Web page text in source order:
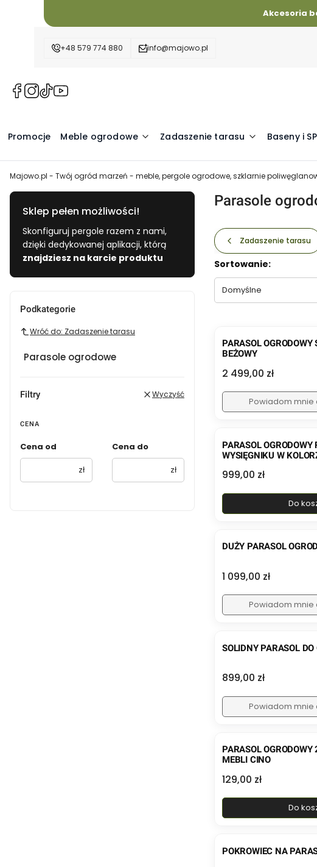
Akcesoria
+48 579 774 880 info@majowo.pl
(Otwiera
nowej
karcie)
(Otwiera
nowej
karcie)
(Otwiera
nowej
(Otwiera
nowej
karcie)
Promocje Meble ogrodowe Zadaszenie tarasu Baseny i
Majowo.pl - Twój ogród marzeń - meble, pergole ogrodowe, szklarnie
Sklep pełen możliwości!
Skonfiguruj pergole razem z nami,
dzięki dedykowanej aplikacji, którą
znajdziesz na karcie produktu
Podkategorie
Wróć do: Zadaszenie tarasu
Parasole ogrodowe
Filtry Wyczyść
CENA
Cena od
zł
Cena do
zł
Parasole
Zadaszenie tarasu
Lista produktów
Sortowanie:
Domyślne
PARASOL
BEŻOWY
Cena
2 499,00 zł
Powiadom mnie
PARASOL
WYSIĘGNIKU W
Cena
999,00 zł
Do
DUŻY PARASOL
Cena
1 099,00 zł
Powiadom mnie
SOLIDNY PARASOL
Cena
899,00 zł
Powiadom mnie
PARASOL
MEBLI CINO
Cena
129,00 zł
Do
POKROWIEC NA